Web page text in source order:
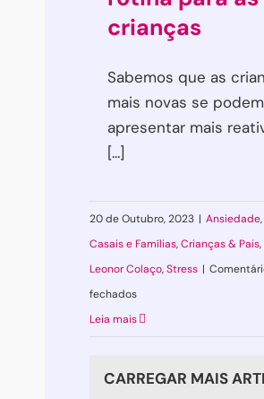
crianças
Sabemos que as
mais novas se podem
apresentar mais
[...]
20 de Outubro, 2023 | Ansiedade,
Casais e Famílias,Crianças & Pais,
Leonor Colaço,Stress |
fechadosem
Dias
Leia mais
CARREGAR MAIS